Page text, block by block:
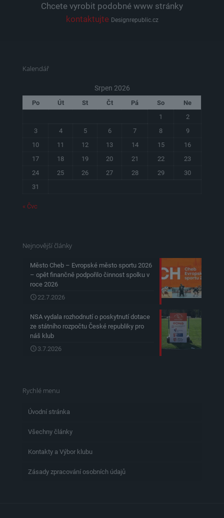
Chcete vyrobit podobné www stránky
kontaktujte Designrepublic.cz
Kalendář
Srpen 2026
Po Út St Čt Pá So
Ne
1
2
3
4 5 6 7 8
9
10
11 12 13 14 15
16
17
18 19 20 21 22
23
24
25 26 27 28 29
30
31
« Čvc
Nejnovější články
Město Cheb – Evropské město sportu 2026
– opět finančně podpořilo činnost spolku v
roce 2026
22.7.2026
NSA vydala rozhodnutí o poskytnutí dotace
ze státního rozpočtu České republiky pro
náš klub
3.7.2026
Rychlé menu
Úvodní stránka
Všechny články
Kontakty a Výbor klubu
Zásady zpracování osobních údajů